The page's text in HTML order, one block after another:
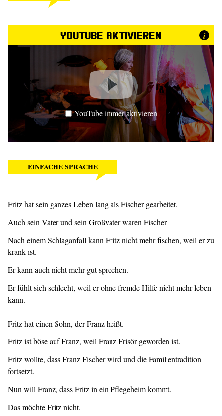
YouTube aktivieren i
YouTube immer aktivieren
EINFACHE SPRACHE
Fritz hat sein ganzes Leben lang als Fischer gearbeitet.
Auch sein Vater und sein Großvater waren Fischer.
Nach einem Schlaganfall kann Fritz nicht mehr fischen, weil er zu
krank ist.
Er kann auch nicht mehr gut sprechen.
Er fühlt sich schlecht, weil er ohne fremde Hilfe nicht mehr leben
kann.
Fritz hat einen Sohn, der Franz heißt.
Fritz ist böse auf Franz, weil Franz Frisör geworden ist.
Fritz wollte, dass Franz Fischer wird und die Familientradition
fortsetzt.
Nun will Franz, dass Fritz in ein Pflegeheim kommt.
Das möchte Fritz nicht.